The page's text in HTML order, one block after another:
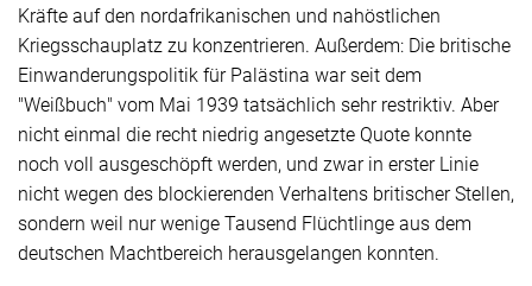
Kräfte auf den nordafrikanischen und nahöstlichen
Kriegsschauplatz zu konzentrieren. Außerdem: Die britische
Einwanderungspolitik für Palästina war seit dem
"Weißbuch" vom Mai 1939 tatsächlich sehr restriktiv. Aber
nicht einmal die recht niedrig angesetzte Quote konnte
noch voll ausgeschöpft werden, und zwar in erster Linie
nicht wegen des blockierenden Verhaltens britischer Stellen,
sondern weil nur wenige Tausend Flüchtlinge aus dem
deutschen Machtbereich herausgelangen konnten.